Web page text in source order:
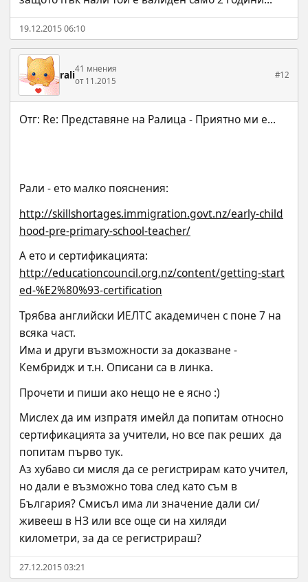
19.12.2015 06:10
rali41 мнения
от 11.2015
#12
Рали - ето малко пояснения:
http://skillshortages.immigration.govt.nz/early-child
hood-pre-primary-school-teacher/
А ето и сертификацията:
http://educationcouncil.org.nz/content/getting-start
ed-%E2%80%93-certification
Трябва английски ИЕЛТС академичен с поне 7 на
всяка част.
Има и други възможности за доказване -
Кембридж и т.н. Описани са в линка.
Прочети и пиши ако нещо не е ясно :)
Мислех да им изпратя имейл да попитам относно
сертификацията за учители, но все пак реших  да
попитам първо тук.
Аз хубаво си мисля да се регистрирам като учител,
но дали е възможно това след като съм в
България? Смисъл има ли значение дали си/
живееш в НЗ или все още си на хиляди
километри, за да се регистрираш?
27.12.2015 03:21